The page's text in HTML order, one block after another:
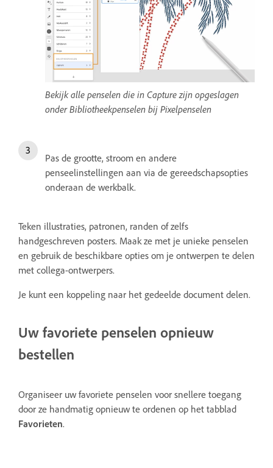
Bekijk alle penselen die in Capture zijn opgeslagen
onder Bibliotheekpenselen bij Pixelpenselen
Pas de grootte, stroom en andere
penseelinstellingen aan via de gereedschapsopties
onderaan de werkbalk.
Teken illustraties, patronen, randen of zelfs
handgeschreven posters. Maak ze met je unieke penselen
en gebruik de beschikbare opties om je ontwerpen te delen
met collega-ontwerpers.
Je kunt een koppeling naar het gedeelde document delen.
Uw favoriete penselen opnieuw
bestellen
Organiseer uw favoriete penselen voor snellere toegang
door ze handmatig opnieuw te ordenen op het tabblad
Favorieten.